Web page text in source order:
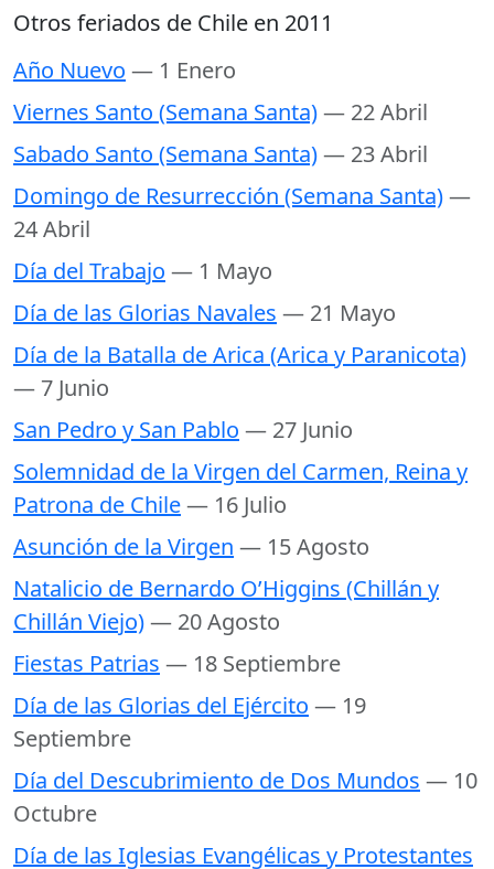
Otros feriados de Chile en 2011
Año Nuevo — 1 Enero
Viernes Santo (Semana Santa)— 22 Abril
Sabado Santo (Semana Santa)— 23 Abril
Domingo de Resurrección (Semana Santa)—
24 Abril
Día del Trabajo — 1 Mayo
Día de las Glorias Navales — 21 Mayo
Día de la Batalla de Arica (Arica y Paranicota)
— 7 Junio
San Pedro y San Pablo — 27 Junio
Solemnidad de la Virgen del Carmen, Reina y
Patrona de Chile— 16 Julio
Asunción de la Virgen — 15 Agosto
Natalicio de Bernardo O’Higgins (Chillán y
Chillán Viejo)— 20 Agosto
Fiestas Patrias — 18 Septiembre
Día de las Glorias del Ejército — 19
Septiembre
Día del Descubrimiento de Dos Mundos — 10
Octubre
Día de las Iglesias Evangélicas y Protestantes